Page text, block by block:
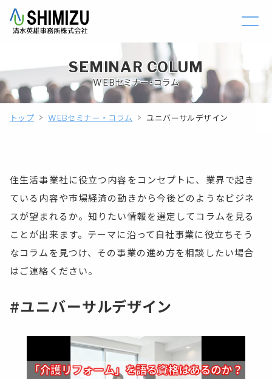
SEMINAR COLUM
WEBセミナー・コラム
トップ WEBセミナー・コラム ユニバーサルデザイン
住生活事業社に役立つ内容をコンセプトに、業界で起き
ている内容や市場経済の動きから今後どのようなビジネ
スが望まれるか。知りたい情報を選定してコラムを見る
ことが出来ます。テーマに沿って自社事業に役立ちそう
なコラムを見つけ、その事業の進め方を相談したい場合
はご連絡ください。
#ユニバーサルデザイン